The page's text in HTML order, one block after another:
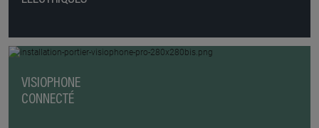
VISIOPHONE
CONNECTÉ